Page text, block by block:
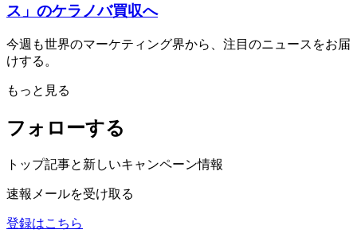
ス」のケラノバ買収へ
今週も世界のマーケティング界から、注目のニュースをお届
けする。
もっと見る
フォローする
トップ記事と新しいキャンペーン情報
速報メールを受け取る
登録はこちら